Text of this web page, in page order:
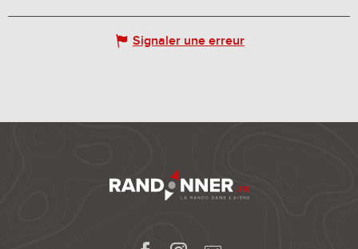
Signaler une erreur